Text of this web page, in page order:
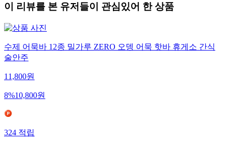
이 리뷰를 본 유저들이 관심있어 한 상품
수제 어묵바 12종 밀가루 ZERO 오뎅 어묵 핫바 휴게소 간식
술안주
11,800원
8%10,800원
324 적립